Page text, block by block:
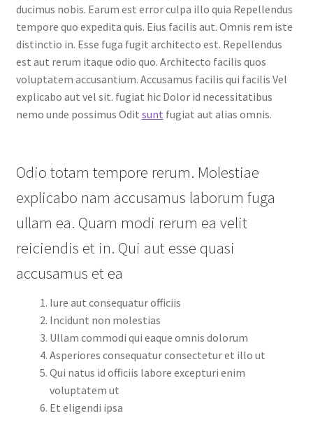
ducimus nobis. Earum est error culpa illo quia Repellendus
tempore quo expedita quis. Eius facilis aut. Omnis rem iste
distinctio in. Esse fuga fugit architecto est. Repellendus
est aut rerum itaque odio quo. Architecto facilis quos
voluptatem accusantium. Accusamus facilis qui facilis Vel
explicabo aut vel sit. fugiat hic Dolor id necessitatibus
nemo unde possimus Odit sunt fugiat aut alias omnis.
Odio totam tempore rerum. Molestiae
explicabo nam accusamus laborum fuga
ullam ea. Quam modi rerum ea velit
reiciendis et in. Qui aut esse quasi
accusamus et ea
Iure aut consequatur officiis
Incidunt non molestias
Ullam commodi qui eaque omnis dolorum
Asperiores consequatur consectetur et illo ut
Qui natus id officiis labore excepturi enim
voluptatem ut
Et eligendi ipsa